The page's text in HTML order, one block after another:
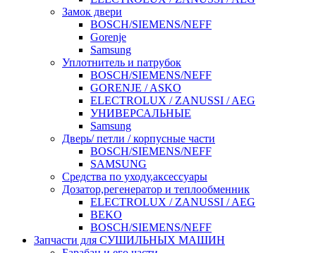
Замок двери
BOSCH/SIEMENS/NEFF
Gorenje
Samsung
Уплотнитель и патрубок
BOSCH/SIEMENS/NEFF
GORENJE / ASKO
ELECTROLUX / ZANUSSI / AEG
УНИВЕРСАЛЬНЫЕ
Samsung
Дверь/ петли / корпусные части
BOSCH/SIEMENS/NEFF
SAMSUNG
Средства по уходу,аксессуары
Дозатор,регенератор и теплообменник
ELECTROLUX / ZANUSSI / AEG
BEKO
BOSCH/SIEMENS/NEFF
Запчасти для СУШИЛЬНЫХ МАШИН